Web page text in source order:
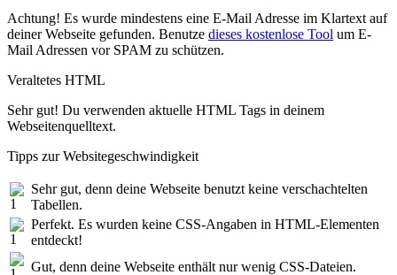
Achtung! Es wurde mindestens eine E-Mail Adresse im Klartext auf
deiner Webseite gefunden. Benutze dieses kostenlose Tool um E-
Mail Adressen vor SPAM zu schützen.
Veraltetes HTML
Sehr gut! Du verwenden aktuelle HTML Tags in deinem
Webseitenquelltext.
Tipps zur Websitegeschwindigkeit
Sehr gut, denn deine Webseite benutzt keine verschachtelten
Tabellen.
Perfekt. Es wurden keine CSS-Angaben in HTML-Elementen
entdeckt!
Gut, denn deine Webseite enthält nur wenig CSS-Dateien.